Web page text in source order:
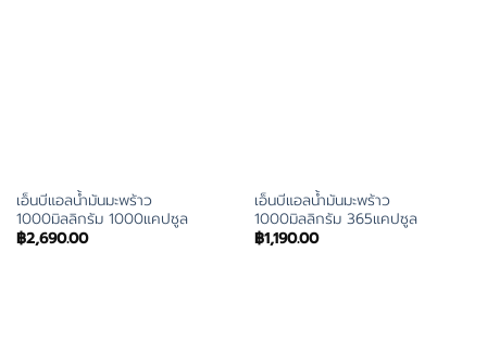
เอ็นบีแอลน้ำมันมะพร้าว
1000มิลลิกรัม 1000แคปซูล
฿2,690.00
เอ็นบีแอลน้ำมันมะพร้าว
1000มิลลิกรัม 365แคปซูล
฿1,190.00